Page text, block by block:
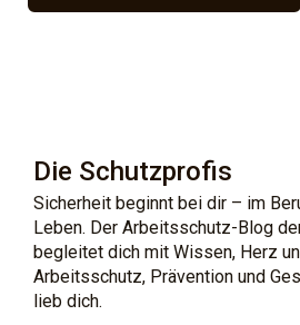
Die Schutzprofis
Sicherheit beginnt bei dir – im
Leben. Der Arbeitsschutz-Blog
begleitet dich mit Wissen, Herz
Arbeitsschutz, Prävention und
lieb dich.